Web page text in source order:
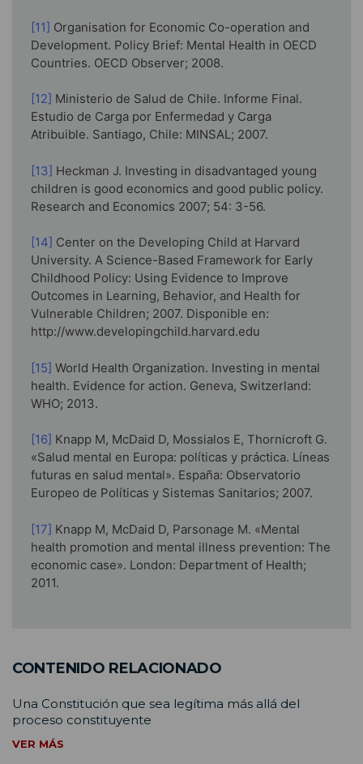
[11] Organisation for Economic Co-operation and
Development. Policy Brief: Mental Health in OECD
Countries. OECD Observer; 2008.
[12] Ministerio de Salud de Chile. Informe Final.
Estudio de Carga por Enfermedad y Carga
Atribuible. Santiago, Chile: MINSAL; 2007.
[13] Heckman J. Investing in disadvantaged young
children is good economics and good public policy.
Research and Economics 2007; 54: 3-56.
[14] Center on the Developing Child at Harvard
University. A Science-Based Framework for Early
Childhood Policy: Using Evidence to Improve
Outcomes in Learning, Behavior, and Health for
Vulnerable Children; 2007. Disponible en:
http://www.developingchild.harvard.edu
[15] World Health Organization. Investing in mental
health. Evidence for action. Geneva, Switzerland:
WHO; 2013.
[16] Knapp M, McDaid D, Mossialos E, Thornicroft G.
«Salud mental en Europa: políticas y práctica. Líneas
futuras en salud mental». España: Observatorio
Europeo de Políticas y Sistemas Sanitarios; 2007.
[17] Knapp M, McDaid D, Parsonage M. «Mental
health promotion and mental illness prevention: The
economic case». London: Department of Health;
2011.
CONTENIDO RELACIONADO
Una Constitución que sea legítima más allá del
proceso constituyente
VER MÁS